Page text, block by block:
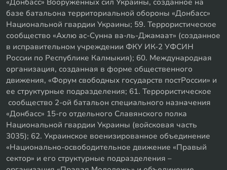
«Донбасс» Вооруженных сил Украины, созданное на
базе батальона территориальной обороны «Донбасс»
Национальной гвардии Украины; 59. Террористическое
сообщество «Ахлю ас-Сунна ва-ль-Джамаат» (созданное
в исправительном учреждении ФКУ ИК-2 УФСИН
России по Республике Калмыкия); 60. Международная
организация, созданная в форме общественного
движения, «Форум свободных государств постРоссии» и
ее структурные подразделения; 61. Террористическое
сообщество 2-ой батальон специального назначения
«Донбасс» 15-го отдельного Славянского полка
Национальной гвардии Украины (войсковая часть
3035); 62. Украинское военизированное объединение
«Национально-освободительное движение «Правый
сектор» и его структурные подразделения –